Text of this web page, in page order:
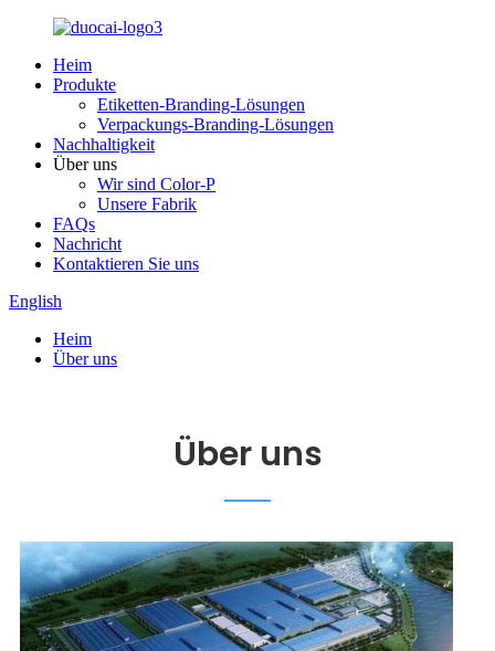
Heim
Produkte
Etiketten-Branding-Lösungen
Verpackungs-Branding-Lösungen
Nachhaltigkeit
Über uns
Wir sind Color-P
Unsere Fabrik
FAQs
Nachricht
Kontaktieren Sie uns
English
Heim
Über uns
Über uns